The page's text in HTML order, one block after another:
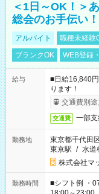
＜1日～OK！＞
総会のお手伝い！
アルバイト 職種未経験
ブランクOK
WEB登録
給与
■日給16,840
ります！
交通費別途
交通費 一部
勤務地
東京都千代田
東京駅 / 水道
株式会社マ
勤務時間
■シフト例 ・